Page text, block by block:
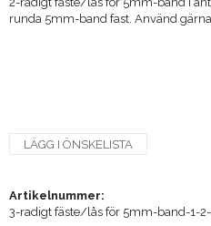
runda 5mm-band fast. Använd
LÄGG I ÖNSKELISTA
Artikelnummer:
3-radigt fäste/lås för 5mm-band-1-